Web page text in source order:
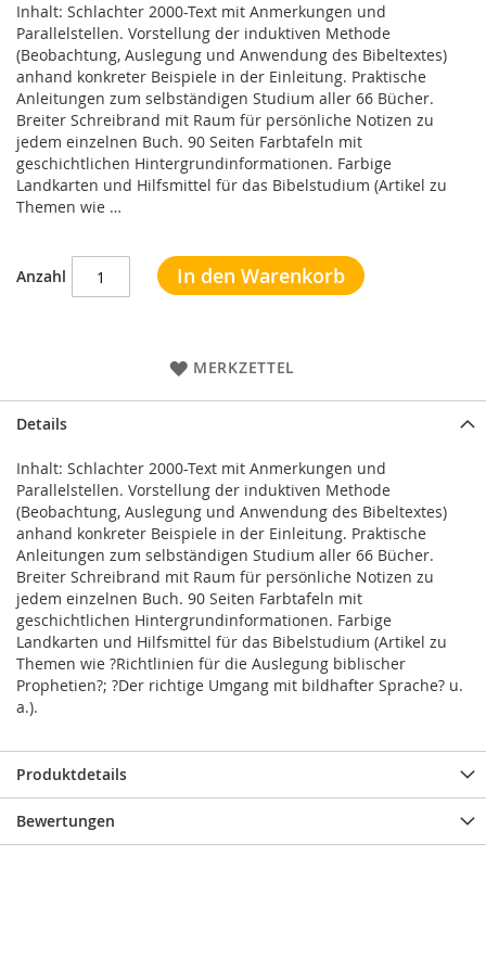
Inhalt: Schlachter 2000-Text mit Anmerkungen und
Parallelstellen. Vorstellung der induktiven Methode
(Beobachtung, Auslegung und Anwendung des Bibeltextes)
anhand konkreter Beispiele in der Einleitung. Praktische
Anleitungen zum selbständigen Studium aller 66 Bücher.
Breiter Schreibrand mit Raum für persönliche Notizen zu
jedem einzelnen Buch. 90 Seiten Farbtafeln mit
geschichtlichen Hintergrundinformationen. Farbige
Landkarten und Hilfsmittel für das Bibelstudium (Artikel zu
Themen wie …
Anzahl In den Warenkorb
MERKZETTEL
Details
Inhalt: Schlachter 2000-Text mit Anmerkungen und
Parallelstellen. Vorstellung der induktiven Methode
(Beobachtung, Auslegung und Anwendung des Bibeltextes)
anhand konkreter Beispiele in der Einleitung. Praktische
Anleitungen zum selbständigen Studium aller 66 Bücher.
Breiter Schreibrand mit Raum für persönliche Notizen zu
jedem einzelnen Buch. 90 Seiten Farbtafeln mit
geschichtlichen Hintergrundinformationen. Farbige
Landkarten und Hilfsmittel für das Bibelstudium (Artikel zu
Themen wie ?Richtlinien für die Auslegung biblischer
Prophetien?; ?Der richtige Umgang mit bildhafter Sprache? u.
a.).
Produktdetails
Bewertungen